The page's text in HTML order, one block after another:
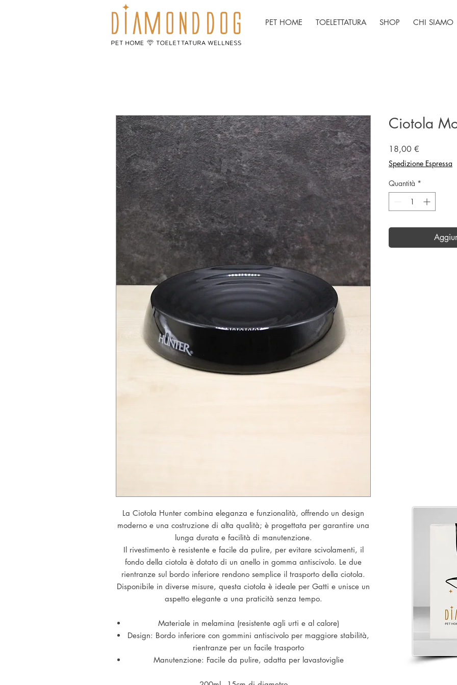
PET HOME TOELETTATURA SHOP CHI SIAMO
La Ciotola Hunter combina eleganza e funzionalità, offrendo un design
moderno e una costruzione di alta qualità; è progettata per garantire una
lunga durata e facilità di manutenzione.
Il rivestimento è resistente e facile da pulire, per evitare scivolamenti, il
fondo della ciotola è dotato di un anello in gomma antiscivolo. Le due
rientranze sul bordo inferiore rendono semplice il trasporto della ciotola.
Disponibile in diverse misure, questa ciotola è ideale per Gatti e unisce un
aspetto elegante a una praticità senza tempo.
Materiale in melamina (resistente agli urti e al calore)
Design: Bordo inferiore con gommini antiscivolo per maggiore stabilità,
rientranze per un facile trasporto
Manutenzione: Facile da pulire, adatta per lavastoviglie
Ciotola
18,00 €
Spedizione Espressa
Quantità *